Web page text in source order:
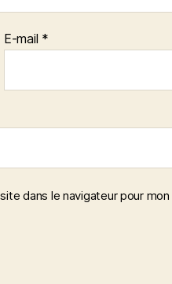
E-mail *
dans le navigateur pour mon